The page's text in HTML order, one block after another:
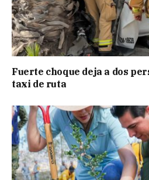
Fuerte choque deja a dos
taxi de ruta